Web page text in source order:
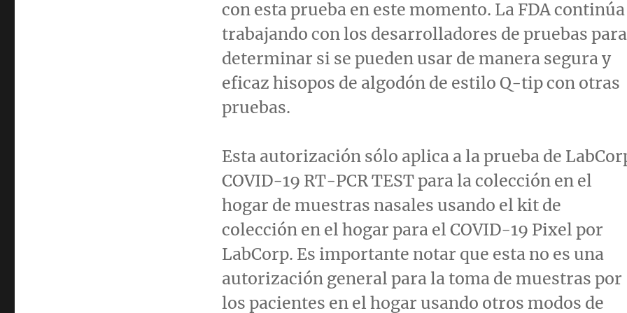
con esta prueba en este momento. La FDA continúa
trabajando con los desarrolladores de pruebas para
determinar si se pueden usar de manera segura y
eficaz hisopos de algodón de estilo Q-tip con otras
pruebas.
Esta autorización sólo aplica a la prueba de
COVID-19 RT-PCR TEST para la colección en el
hogar de muestras nasales usando el kit de
colección en el hogar para el COVID-19 Pixel por
LabCorp. Es importante notar que esta no es una
autorización general para la toma de muestras por
los pacientes en el hogar usando otros modos de